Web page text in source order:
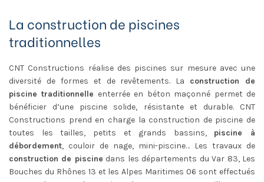
La construction de piscines
traditionnelles
CNT Constructions réalise des piscines sur mesure avec une
diversité de formes et de revêtements. La construction de
piscine traditionnelle enterrée en béton maçonné permet de
bénéficier d’une piscine solide, résistante et durable. CNT
Constructions prend en charge la construction de piscine de
toutes les tailles, petits et grands bassins, piscine à
débordement, couloir de nage, mini-piscine… Les travaux de
construction de piscine dans les départements du Var 83, Les
Bouches du Rhônes 13 et les Alpes Maritimes 06 sont effectués